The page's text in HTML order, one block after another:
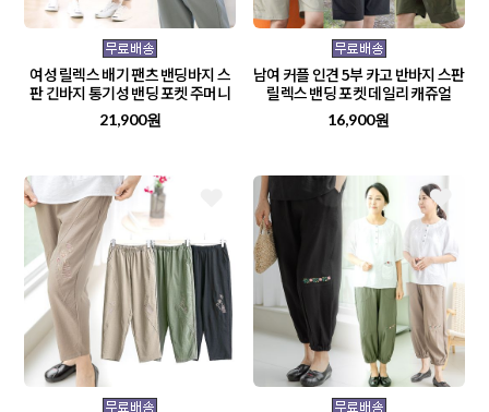
여성 릴렉스 배기 팬츠 밴딩바지 스
판 긴바지 통기성 밴딩 포켓 주머니
21,900원
남여 커플 인견 5부 카고 반바지 스판
릴렉스 밴딩 포켓 데일리 캐쥬얼
16,900원